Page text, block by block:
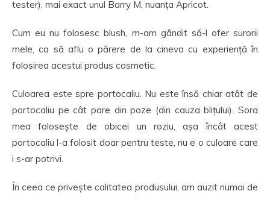
tester), mai exact unul Barry M, nuanța Apricot.
Cum eu nu folosesc blush, m-am gândit să-l ofer surorii
mele, ca să aflu o părere de la cineva cu experiență în
folosirea acestui produs cosmetic.
Culoarea este spre portocaliu. Nu este însă chiar atât de
portocaliu pe cât pare din poze (din cauza blițului). Sora
mea folosește de obicei un roziu, așa încât acest
portocaliu l-a folosit doar pentru teste, nu e o culoare care
i s-ar potrivi.
În ceea ce privește calitatea produsului, am auzit numai de